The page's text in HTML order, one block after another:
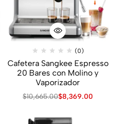
(0)
Cafetera Sangkee Espresso
20 Bares con Molino y
Vaporizador
$10,665.00$8,369.00